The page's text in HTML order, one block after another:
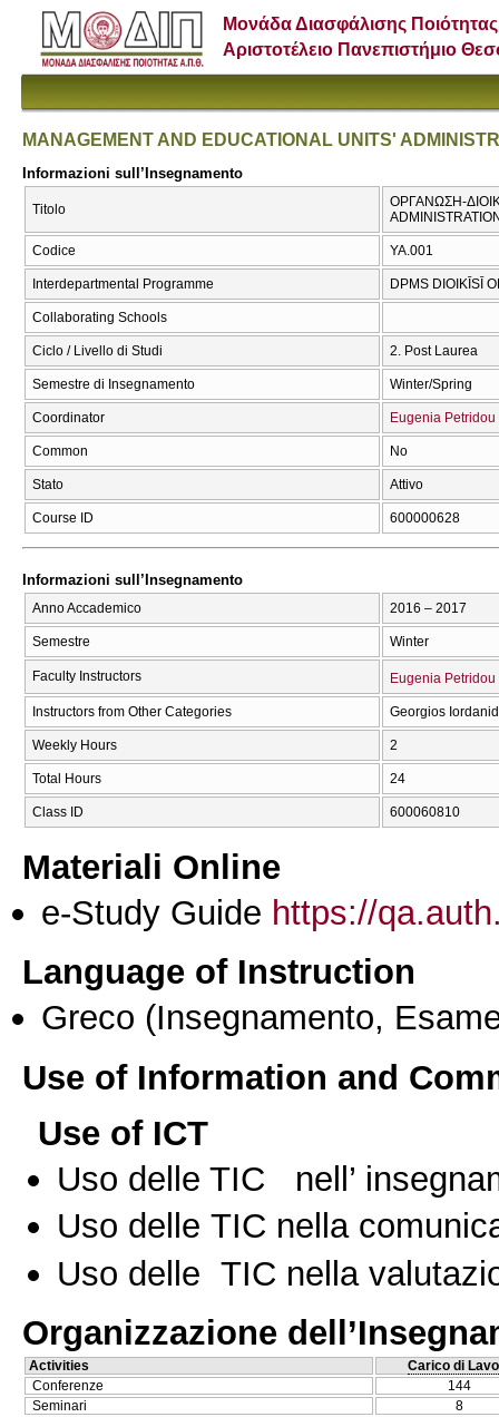
Μονάδα Διασφάλισης Ποιότητας
Αριστοτέλειο Πανεπιστήμιο
MANAGEMENT AND EDUCATIONAL UNITS'
Informazioni sull’Insegnamento
Titolo
ΟΡΓΑΝΩΣΗ-
Codice ΥΑ.001
Interdepartmental Programme DPMS DIOIKĪSĪ
Collaborating Schools
Ciclo / Livello di Studi 2. Post Laurea
Semestre di Insegnamento Winter/Spring
Coordinator Eugenia Petridou
Common No
Stato Attivo
Course ID 600000628
Informazioni sull’Insegnamento
Anno Accademico 2016 – 2017
Semestre Winter
Faculty Instructors Eugenia Petridou
Instructors from Other Categories Georgios
Weekly Hours 2
Total Hours 24
Class ID 600060810
Materiali Online
e-Study Guide https://
Language of Instruction
Greco (Insegnamento,
Use of Information and
Use of ICT
Uso delle TIC nell’
Uso delle TIC nella
Uso delle TIC nella
Organizzazione
Activities
Carico di
Conferenze
144
Seminari
8